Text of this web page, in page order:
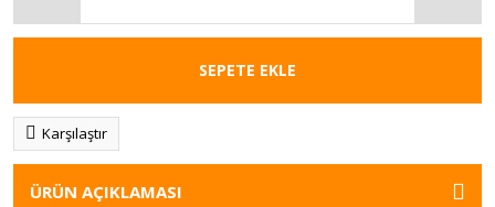
SEPETE EKLE
Karşılaştır
ÜRÜN AÇIKLAMASI